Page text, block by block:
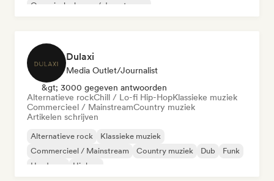
Organische house / downtempo
Dulaxi
Media Outlet/Journalist
&gt; 3000 gegeven antwoorden
Alternatieve rockChill / Lo-fi Hip-HopKlassieke muziek
Commercieel / MainstreamCountry muziek
Artikelen schrijven
Alternatieve rock
Klassieke muziek
Commercieel / Mainstream
Country muziek Dub
Funk
Hardcore
Hiphop